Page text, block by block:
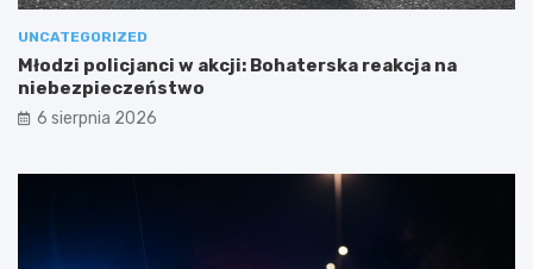
UNCATEGORIZED
Młodzi policjanci w akcji: Bohaterska reakcja na
niebezpieczeństwo
6 sierpnia 2026